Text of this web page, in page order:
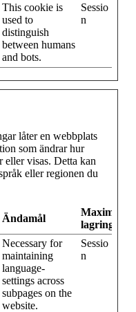
This cookie is
used to
distinguish
between humans
and bots.
Sessio
n
låter en webbplats
som ändrar hur
eller visas. Detta kan
eller regionen du
Ändamål
Maximal
lagringstid
Necessary for
maintaining
language-
settings across
subpages on the
website.
Sessio
n